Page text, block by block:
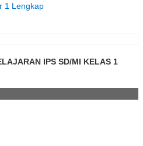
1 Lengkap
IPS SD/MI KELAS 1